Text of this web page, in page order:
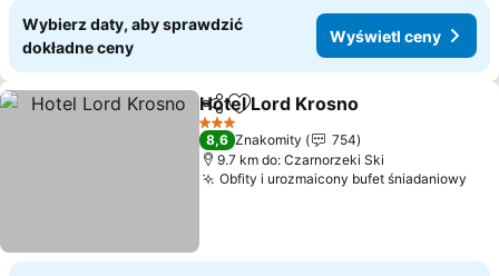
Wybierz daty, aby sprawdzić
dokładne ceny
Wyświetl ceny
Udostępnij
Dodaj do ulubionych
Hotel Lord Krosno
3 Kategoria
8,6 Znakomity
754
9.7 km do: Czarnorzeki Ski
Obfity i urozmaicony bufet śniadaniowy